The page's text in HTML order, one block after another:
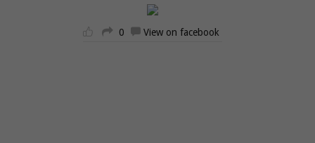
0 View on facebook